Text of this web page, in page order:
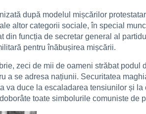
după modelul mișcărilor
altor categorii sociale, în special
funcția de secretar general al
pentru înăbușirea mișcării.
zeci de mii de oameni străbat podul
a se adresa națiunii. Securitatea
va duce la escaladarea tensiunilor și
toate simbolurile comuniste de